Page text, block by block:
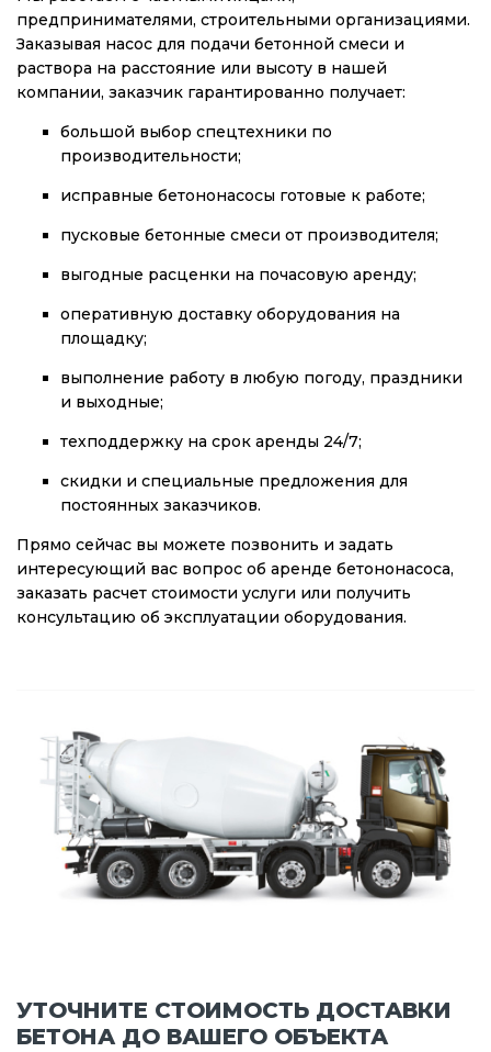
предпринимателями, строительными организациями.
Заказывая насос для подачи бетонной смеси и
раствора на расстояние или высоту в нашей
компании, заказчик гарантированно получает:
большой выбор спецтехники по
производительности;
исправные бетононасосы готовые к работе;
пусковые бетонные смеси от производителя;
выгодные расценки на почасовую аренду;
оперативную доставку оборудования на
площадку;
выполнение работу в любую погоду, праздники
и выходные;
техподдержку на срок аренды 24/7;
скидки и специальные предложения для
постоянных заказчиков.
Прямо сейчас вы можете позвонить и задать
интересующий вас вопрос об аренде бетононасоса,
заказать расчет стоимости услуги или получить
консультацию об эксплуатации оборудования.
УТОЧНИТЕ СТОИМОСТЬ ДОСТАВКИ
БЕТОНА ДО ВАШЕГО ОБЪЕКТА